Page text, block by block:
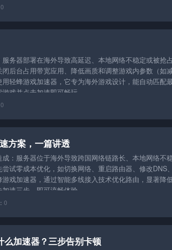
0
务器部署在海外导致高延迟、本地网络不稳定或被抢占
后台占用带宽应用、降低画质和调整游戏内参数（如
轻蜂游戏加速器，它专为海外游戏设计，能自动匹配
戏并点击加速即可畅玩。
0
方案，一篇讲透
：服务器位于海外导致跨国网络链路长、本地网络不
试零成本优化，如切换网络、重启路由器、修改DNS
戏加速器，通过智能多线接入技术优化路由，显著降
速三步，即可流畅体验。
0
么加速器？三步告别卡顿